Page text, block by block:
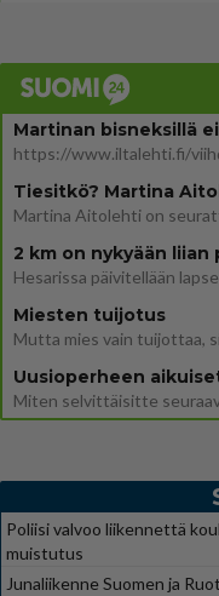
Martinan bisneksillä
2 km on nykyään
Miesten tuijotus
Poliisi valvoo liikennettä
muistutus
Junaliikenne Suomen ja